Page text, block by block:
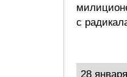
с
28 января